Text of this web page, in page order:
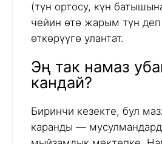
(түн ортосу, күн
чейин өтө жарым түн деп
өткөрүүгө улантат.
Эң так намаз
кандай?
Биринчи кезекте, бул
каранды —